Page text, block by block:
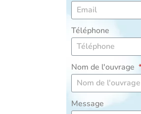
Téléphone
Nom de l'ouvrage
Message